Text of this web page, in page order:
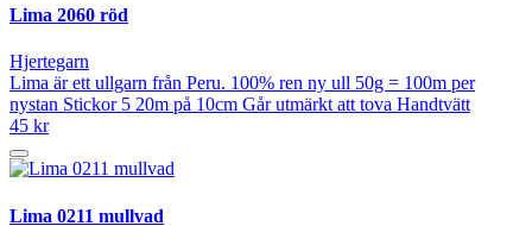
Lima 2060 röd
Hjertegarn
Lima är ett ullgarn från Peru. 100% ren ny ull 50g = 100m per
nystan Stickor 5 20m på 10cm Går utmärkt att tova Handtvätt
45 kr
Lima 0211 mullvad